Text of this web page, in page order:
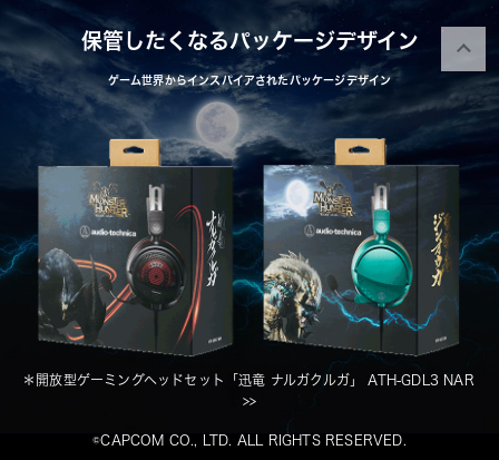
保管したくなるパッケージデザイン
ゲーム世界からインスパイアされたパッケージデザイン
＊ 開放型ゲーミングヘッドセット「迅竜 ナルガクルガ」 ATH-GDL3 NAR
>>
©CAPCOM CO., LTD. ALL RIGHTS RESERVED.